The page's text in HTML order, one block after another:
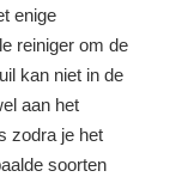
enige
reiniger om de
kan niet in de
aan het
zodra je het
soorten